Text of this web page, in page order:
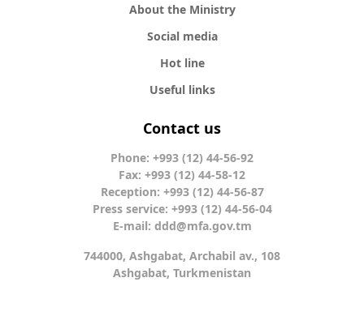
About the Ministry
Social media
Hot line
Useful links
Contact us
Phone: +993 (12) 44-56-92
Fax: +993 (12) 44-58-12
Reception: +993 (12) 44-56-87
Press service: +993 (12) 44-56-04
E-mail: ddd@mfa.gov.tm
744000, Ashgabat, Archabil av., 108
Ashgabat, Turkmenistan